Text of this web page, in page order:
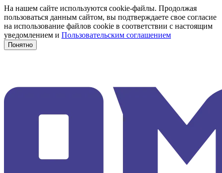
На нашем сайте используются cookie-файлы. Продолжая
пользоваться данным сайтом, вы подтверждаете свое согласие
на использование файлов cookie в соответствии с настоящим
уведомлением и Пользовательским соглашением
Понятно